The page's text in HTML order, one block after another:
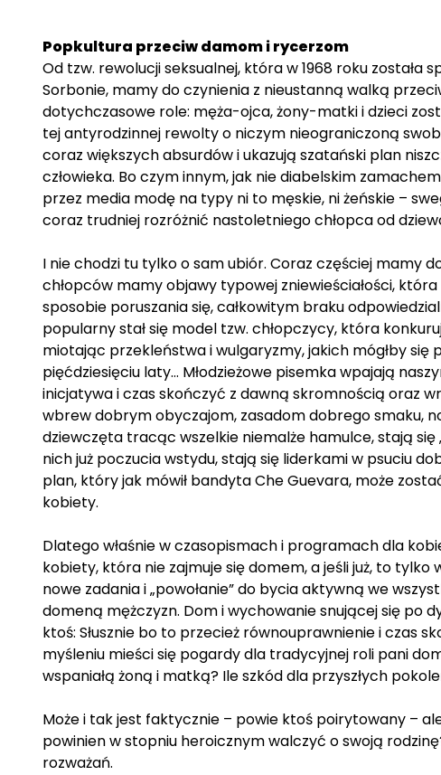
Popkultura przeciw damom i rycerzom
Od tzw. rewolucji seksualnej, która w 1968 roku
Sorbonie, mamy do czynienia z nieustanną walką
dotychczasowe role: męża-ojca, żony-matki i dzieci
tej antyrodzinnej rewolty o niczym nieograniczoną
coraz większych absurdów i ukazują szatański plan
człowieka. Bo czym innym, jak nie diabelskim
przez media modę na typy ni to męskie, ni żeńskie –
coraz trudniej rozróżnić nastoletniego chłopca od
I nie chodzi tu tylko o sam ubiór. Coraz częściej mamy
chłopców mamy objawy typowej zniewieściałości,
sposobie poruszania się, całkowitym braku
popularny stał się model tzw. chłopczycy, która
miotając przekleństwa i wulgaryzmy, jakich mógłby
pięćdziesięciu laty… Młodzieżowe pisemka wpajają
inicjatywa i czas skończyć z dawną skromnością oraz
wbrew dobrym obyczajom, zasadom dobrego smaku,
dziewczęta tracąc wszelkie niemalże hamulce, stają się
nich już poczucia wstydu, stają się liderkami w psuciu
plan, który jak mówił bandyta Che Guevara, może
kobiety.
Dlatego właśnie w czasopismach i programach dla
kobiety, która nie zajmuje się domem, a jeśli już, to
nowe zadania i „powołanie” do bycia aktywną we
domeną mężczyzn. Dom i wychowanie snującej się po
ktoś: Słusznie bo to przecież równouprawnienie i czas
myśleniu mieści się pogardy dla tradycyjnej roli pani
wspaniałą żoną i matką? Ile szkód dla przyszłych
Może i tak jest faktycznie – powie ktoś poirytowany –
powinien w stopniu heroicznym walczyć o swoją
rozważań.